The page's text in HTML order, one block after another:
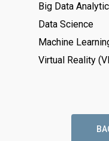
Big Data
Data Science
Machine
Virtual Reality